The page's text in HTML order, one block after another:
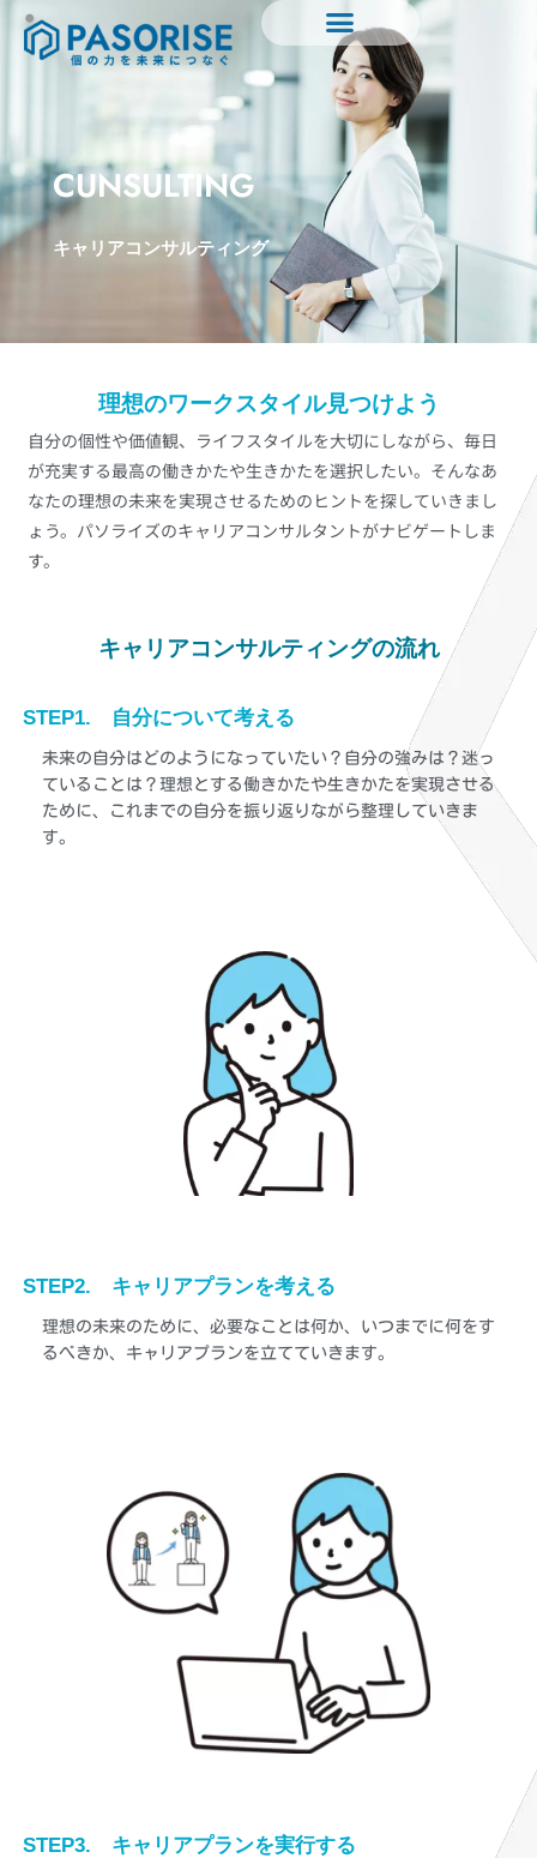
CUNSULTING
キャリアコンサルティング
理想のワークスタイル見つけよう
自分の個性や価値観、ライフスタイルを大切にしながら、毎日
が充実する最高の働きかたや生きかたを選択したい。そんなあ
なたの理想の未来を実現させるためのヒントを探していきまし
ょう。パソライズのキャリアコンサルタントがナビゲートしま
す。
キャリアコンサルティングの流れ
STEP1. 自分について考える
未来の自分はどのようになっていたい？自分の強みは？迷っ
ていることは？理想とする働きかたや生きかたを実現させる
ために、これまでの自分を振り返りながら整理していきま
す。
STEP2. キャリアプランを考える
理想の未来のために、必要なことは何か、いつまでに何をす
るべきか、キャリアプランを立てていきます。
STEP3. キャリアプランを実行する